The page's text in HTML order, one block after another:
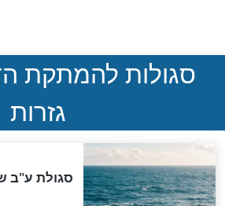
ההסכם החשאי
ואיראן: בלי
סימני שאלה